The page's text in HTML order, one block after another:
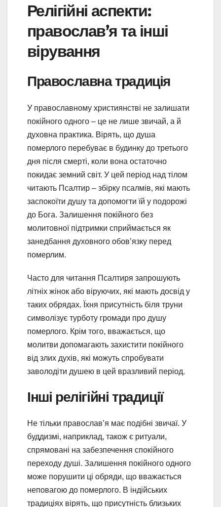
Релігійні аспекти:
православ’я та інші
вірування
Православна традиція
У православному християнстві не залишати
покійного одного – це не лише звичай, а й
духовна практика. Вірять, що душа
померлого перебуває в будинку до третього
дня після смерті, коли вона остаточно
покидає земний світ. У цей період над тілом
читають Псалтир – збірку псалмів, які мають
заспокоїти душу та допомогти їй у подорожі
до Бога. Залишення покійного без
молитовної підтримки сприймається як
занедбання духовного обов’язку перед
померлим.
Часто для читання Псалтиря запрошують
літніх жінок або віруючих, які мають досвід у
таких обрядах. Їхня присутність біля труни
символізує турботу громади про душу
померлого. Крім того, вважається, що
молитви допомагають захистити покійного
від злих духів, які можуть спробувати
заволодіти душею в цей вразливий період.
Інші релігійні традиції
Не тільки православ’я має подібні звичаї. У
буддизмі, наприклад, також є ритуали,
спрямовані на забезпечення спокійного
переходу душі. Залишення покійного одного
може порушити ці обряди, що вважається
неповагою до померлого. В індійських
традиціях вірять, що присутність близьких